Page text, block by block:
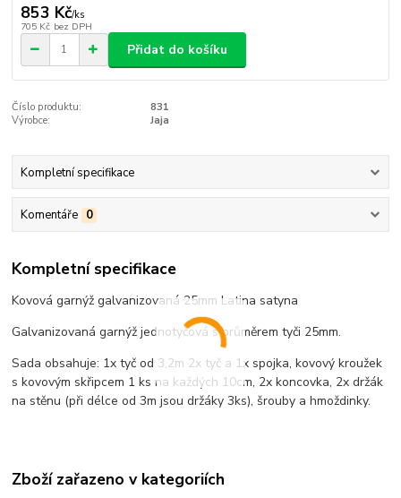
853 Kč/ks
705 Kč bez DPH
Přidat do košíku
Číslo produktu:
831
Výrobce:
Jaja
Kompletní specifikace
Komentáře 0
Kompletní specifikace
Kovová garnýž galvanizovaná 25mm Latina satyna
Galvanizovaná garnýž jednotyčová s průměrem tyči 25mm.
Sada obsahuje: 1x tyč od 3,2m 2x tyč a 1x spojka, kovový kroužek
s kovovým skřipcem 1 ks na každých 10cm, 2x koncovka, 2x držák
na stěnu (při délce od 3m jsou držáky 3ks), šrouby a hmoždinky.
Zboží zařazeno v kategoriích